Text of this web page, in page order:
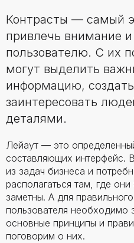
Контрасты — самый
привлечь внимание
пользователю. С их
могут выделить
информацию,
заинтересовать
деталями.
Лейаут — это
составляющих интерфейс.
из задач бизнеса и
располагаться там, где
заметны. А для
пользователя необходимо
основные принципы и
поговорим о них.